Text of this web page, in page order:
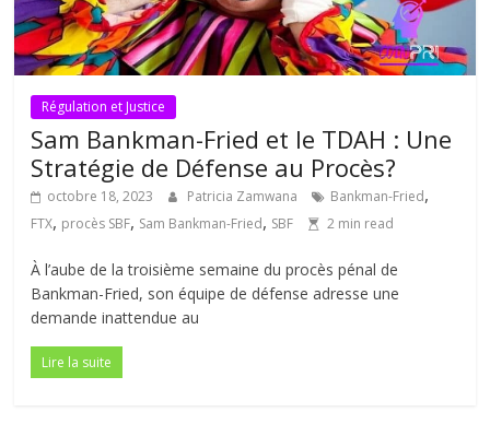
Régulation et Justice
Sam Bankman-Fried et le TDAH : Une
Stratégie de Défense au Procès?
octobre 18, 2023 Patricia Zamwana Bankman-Fried,
FTX, procès SBF, Sam Bankman-Fried, SBF 2 min read
À l’aube de la troisième semaine du procès pénal de
Bankman-Fried, son équipe de défense adresse une
demande inattendue au
Lire la suite